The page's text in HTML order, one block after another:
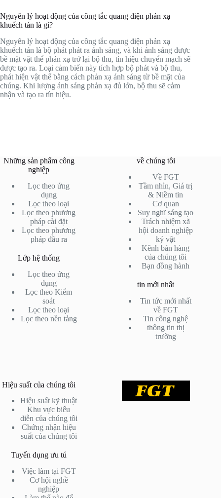
Nguyên lý hoạt động của công tắc quang điện phản xạ
khuếch tán là gì?
Nguyên lý hoạt động của công tắc quang điện phản xạ
khuếch tán là bộ phát phát ra ánh sáng, và khi ánh sáng được
bề mặt vật thể phản xạ trở lại bộ thu, tín hiệu chuyển mạch sẽ
được tạo ra. Loại cảm biến này tích hợp bộ phát và bộ thu,
phát hiện vật thể bằng cách phản xạ ánh sáng từ bề mặt của
chúng. Khi lượng ánh sáng phản xạ đủ lớn, bộ thu sẽ cảm
nhận và tạo ra tín hiệu.
Những sản phẩm công
nghiệp
Lọc theo ứng
dụng
Lọc theo loại
Lọc theo phương
pháp cài đặt
Lọc theo phương
pháp đầu ra
Lớp hệ thống
Lọc theo ứng
dụng
Lọc theo Kiểm
soát
Lọc theo loại
Lọc theo nền tảng
về chúng tôi
Về FGT
Tầm nhìn, Giá trị
& Niềm tin
Cơ quan
Suy nghĩ sáng tạo
Trách nhiệm xã
hội doanh nghiệp
kỷ vật
Kênh bán hàng
của chúng tôi
Bạn đồng hành
tin mới nhất
Tin tức mới nhất
về FGT
Tin công nghệ
thông tin thị
trường
Hiệu suất của chúng tôi
Hiệu suất kỹ thuật
Khu vực biểu
diễn của chúng tôi
Chứng nhận hiệu
suất của chúng tôi
Tuyển dụng ưu tú
Việc làm tại FGT
Cơ hội nghề
nghiệp